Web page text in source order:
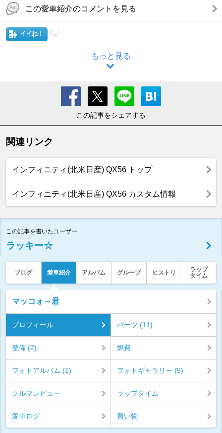
この愛車紹介のコメントを見る
イイね！
もっと見る
この記事をシェアする
関連リンク
インフィニティ(北米日産) QX56 トップ
インフィニティ(北米日産) QX56 カスタム情報
この記事を書いたユーザー
ラッキー☆
ブログ 愛車紹介 アルバム グループ ヒストリ
ラップ
タイム
マッコォ～君
プロフィール パーツ (11)
整備 (2) 燃費
フォトアルバム (1) フォトギャラリー (5)
クルマレビュー ラップタイム
愛車ログ 買い物